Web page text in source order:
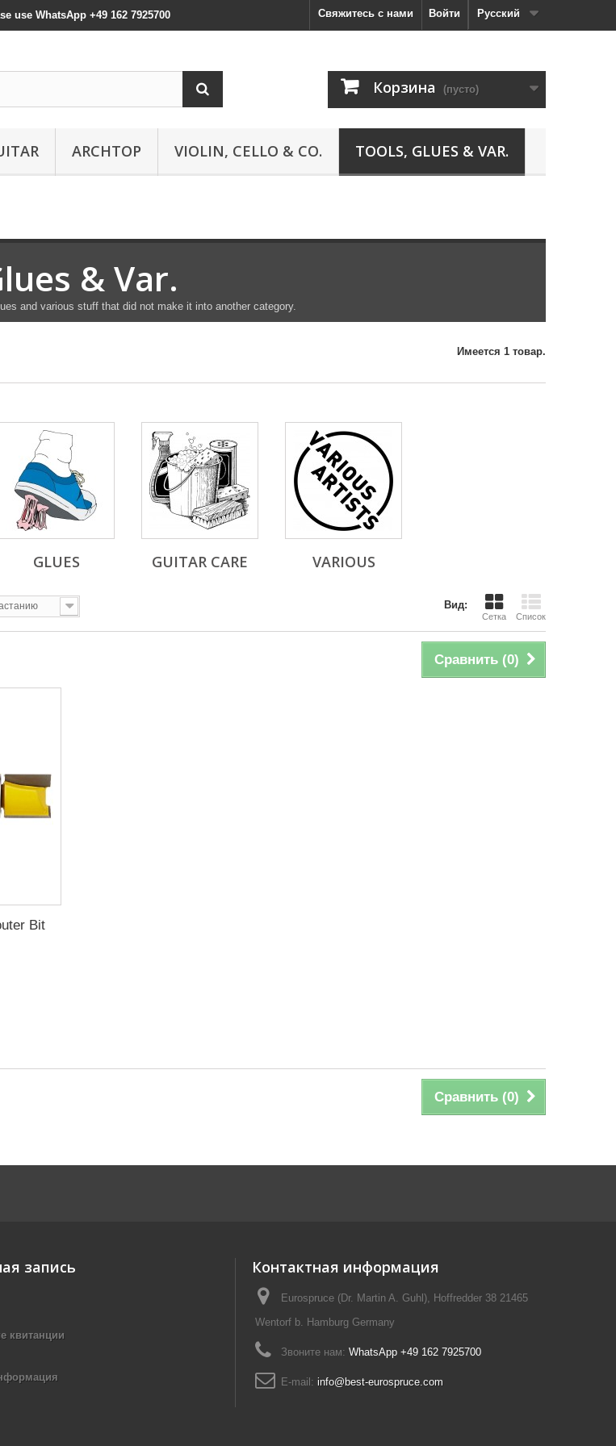
Русский
Войти
Свяжитесь с нами
use WhatsApp +49 162 7925700
Корзина (пусто)
ARCHTOP VIOLIN, CELLO & CO. TOOLS, GLUES & VAR.
& Var.
and various stuff that did not make it into another category.
Имеется 1 товар.
GLUES GUITAR CARE VARIOUS
Вид:
Сетка Список
Сравнить (0)
Bit
Сравнить (0)
запись
квитанции
Контактная информация
Eurospruce (Dr. Martin A. Guhl), Hoffredder 38 21465
Wentorf b. Hamburg Germany
Звоните нам: WhatsApp +49 162 7925700
E-mail: info@best-eurospruce.com